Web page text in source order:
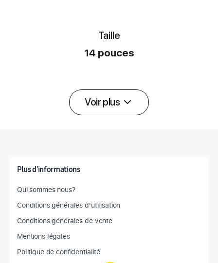
Taille
14 pouces
Voir plus
Plus d'informations
Qui sommes nous?
Conditions générales d'utilisation
Conditions générales de vente
Mentions légales
Politique de confidentialité